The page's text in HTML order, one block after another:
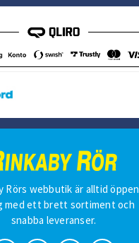
Rörs webbutik är alltid öppen
med ett brett sortiment och
snabba leveranser.